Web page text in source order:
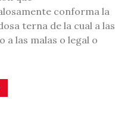
conforma la
terna de la cual a las
a las malas o legal o